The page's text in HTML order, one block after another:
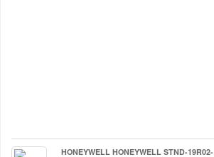
HONEYWELL HONEYWELL STND-19R02-